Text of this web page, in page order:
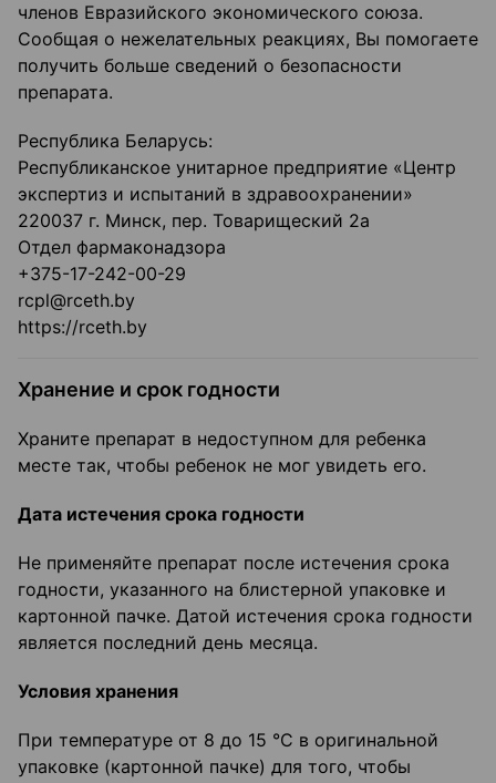
членов Евразийского экономического союза.
Сообщая о нежелательных реакциях, Вы помогаете
получить больше сведений о безопасности
препарата.
Республика Беларусь:
Республиканское унитарное предприятие «Центр
экспертиз и испытаний в здравоохранении»
220037 г. Минск, пер. Товарищеский 2а
Отдел фармаконадзора
+375-17-242-00-29
rcpl@rceth.by
https://rceth.by
Хранение и срок годности
Храните препарат в недоступном для ребенка
месте так, чтобы ребенок не мог увидеть его.
Дата истечения срока годности
Не применяйте препарат после истечения срока
годности, указанного на блистерной упаковке и
картонной пачке. Датой истечения срока годности
является последний день месяца.
Условия хранения
При температуре от 8 до 15 °C в оригинальной
упаковке (картонной пачке) для того, чтобы